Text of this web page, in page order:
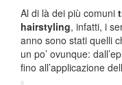
Al di là dei più comuni
hairstyling, infatti, i
anno sono stati quelli
un po’ ovunque:
fino all’applicazione